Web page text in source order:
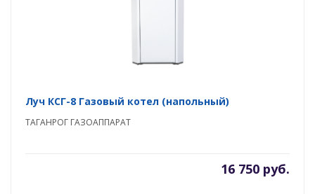
Луч КСГ-8 Газовый котел (напольный)
ТАГАНРОГ ГАЗОАППАРАТ
16 750 руб.